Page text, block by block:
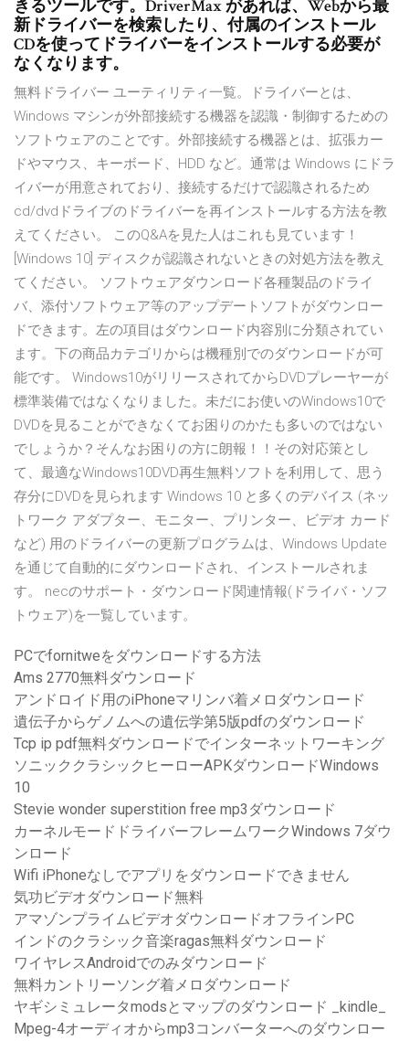
きるツールです。DriverMax があれば、Webから最
新ドライバーを検索したり、付属のインストール
CDを使ってドライバーをインストールする必要が
なくなります。
無料ドライバー ユーティリティ一覧。ドライバーとは、
Windows マシンが外部接続する機器を認識・制御するための
ソフトウェアのことです。外部接続する機器とは、拡張カー
ドやマウス、キーボード、HDD など。通常は Windows にドラ
イバーが用意されており、接続するだけで認識されるため
cd/dvdドライブのドライバーを再インストールする方法を教
えてください。 このQ&Aを見た人はこれも見ています！
[Windows 10] ディスクが認識されないときの対処方法を教え
てください。 ソフトウェアダウンロード各種製品のドライ
バ、添付ソフトウェア等のアップデートソフトがダウンロー
ドできます。左の項目はダウンロード内容別に分類されてい
ます。下の商品カテゴリからは機種別でのダウンロードが可
能です。 Windows10がリリースされてからDVDプレーヤーが
標準装備ではなくなりました。未だにお使いのWindows10で
DVDを見ることができなくてお困りのかたも多いのではない
でしょうか？そんなお困りの方に朗報！！その対応策とし
て、最適なWindows10DVD再生無料ソフトを利用して、思う
存分にDVDを見られます Windows 10 と多くのデバイス (ネッ
トワーク アダプター、モニター、プリンター、ビデオ カード
など) 用のドライバーの更新プログラムは、Windows Update
を通じて自動的にダウンロードされ、インストールされま
す。 necのサポート・ダウンロード関連情報(ドライバ・ソフ
トウェア)を一覧しています。
PCでfornitweをダウンロードする方法
Ams 2770無料ダウンロード
アンドロイド用のiPhoneマリンバ着メロダウンロード
遺伝子からゲノムへの遺伝学第5版pdfのダウンロード
Tcp ip pdf無料ダウンロードでインターネットワーキング
ソニッククラシックヒーローAPKダウンロードWindows
10
Stevie wonder superstition free mp3ダウンロード
カーネルモードドライバーフレームワークWindows 7ダウ
ンロード
Wifi iPhoneなしでアプリをダウンロードできません
気功ビデオダウンロード無料
アマゾンプライムビデオダウンロードオフラインPC
インドのクラシック音楽ragas無料ダウンロード
ワイヤレスAndroidでのみダウンロード
無料カントリーソング着メロダウンロード
ヤギシミュレータmodsとマップのダウンロード _kindle_
Mpeg-4オーディオからmp3コンバーターへのダウンロー